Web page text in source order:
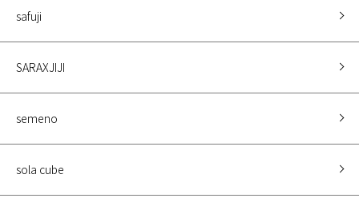
safuji
SARAXJIJI
semeno
sola cube